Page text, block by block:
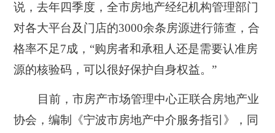
说，去年四季度，全市房地产经纪机构管理部门
对各大平台及门店的3000余条房源进行筛查，合
格率不足7成，“购房者和承租人还是需要认准房
源的核验码，可以很好保护自身权益。”
目前，市房产市场管理中心正联合房地产业
协会，编制《宁波市房地产中介服务指引》，同